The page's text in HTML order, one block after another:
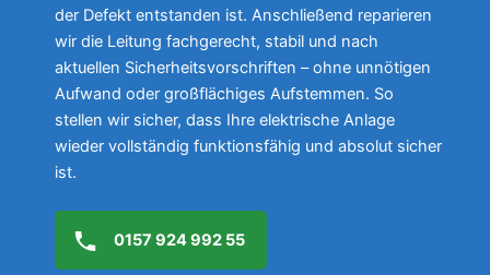
der Defekt entstanden ist. Anschließend reparieren
wir die Leitung fachgerecht, stabil und nach
aktuellen Sicherheitsvorschriften – ohne unnötigen
Aufwand oder großflächiges Aufstemmen. So
stellen wir sicher, dass Ihre elektrische Anlage
wieder vollständig funktionsfähig und absolut sicher
ist.
0157 924 992 55